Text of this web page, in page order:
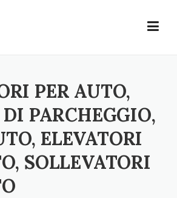
PER AUTO,
PARCHEGGIO,
ELEVATORI
SOLLEVATORI